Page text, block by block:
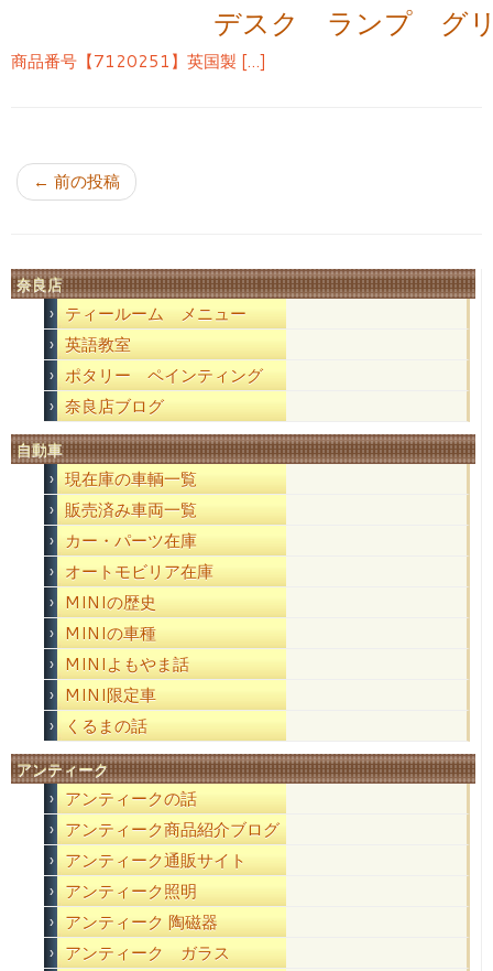
デスク ランプ グ
商品番号【7120251】英国製 […]
← 前の投稿
奈良店
ティールーム メニュー
英語教室
ポタリー ペインティング
奈良店ブログ
自動車
現在庫の車輌一覧
販売済み車両一覧
カー・パーツ在庫
オートモビリア在庫
MINIの歴史
MINIの車種
MINIよもやま話
MINI限定車
くるまの話
アンティーク
アンティークの話
アンティーク商品紹介ブログ
アンティーク通販サイト
アンティーク照明
アンティーク 陶磁器
アンティーク ガラス